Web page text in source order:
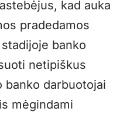
kad auka
pradedamos
banko
netipiškus
banko darbuotojai
mėgindami